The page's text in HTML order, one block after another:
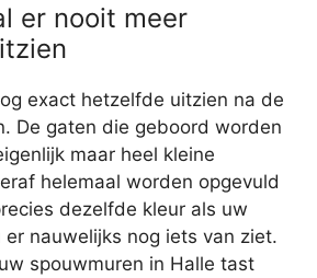
er nooit meer
exact hetzelfde uitzien na de
De gaten die geboord worden
maar heel kleine
helemaal worden opgevuld
dezelfde kleur als uw
nauwelijks nog iets van ziet.
spouwmuren in Halle tast